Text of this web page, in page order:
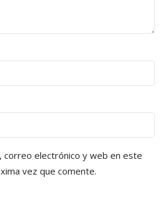
correo electrónico y web en este
vez que comente.